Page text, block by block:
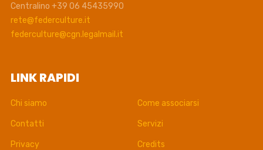
Centralino +39 06 45435990
rete@federculture.it
federculture@cgn.legalmail.it
LINK RAPIDI
Chi siamo Come associarsi
Contatti Servizi
Privacy Credits